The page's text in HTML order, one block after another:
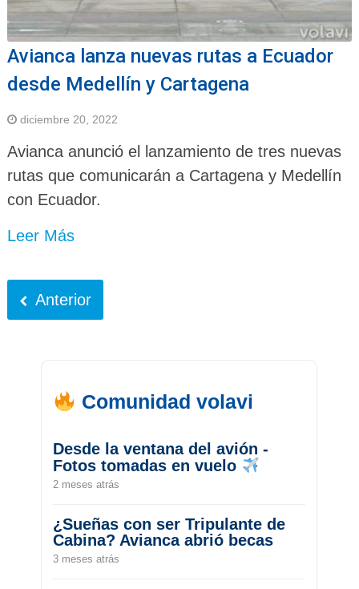
Avianca lanza nuevas rutas a Ecuador
desde Medellín y Cartagena
diciembre 20, 2022
Avianca anunció el lanzamiento de tres nuevas
rutas que comunicarán a Cartagena y Medellín
con Ecuador.
Leer Más
Anterior
Comunidad volavi
Desde la ventana del avión -
Fotos tomadas en vuelo
2 meses atrás
¿Sueñas con ser Tripulante de
Cabina? Avianca abrió becas
3 meses atrás